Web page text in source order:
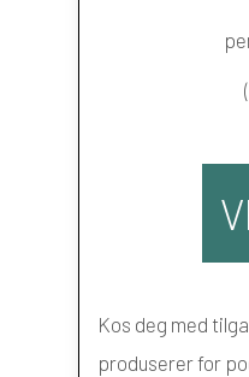
Kos deg med
produserer for